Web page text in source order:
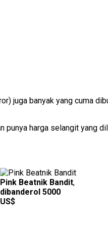
juga banyak yang cuma
punya harga selangit yang
Pink Beatnik Bandit,
dibanderol 5000
US$